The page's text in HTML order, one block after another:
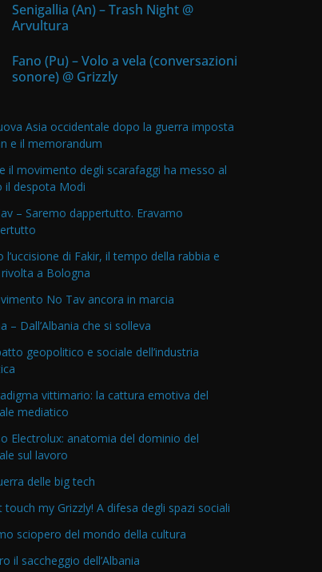
Senigallia (An) – Trash Night @
Arvultura
Fano (Pu) – Volo a vela (conversazioni
sonore) @ Grizzly
Asia occidentale dopo la guerra imposta
e il memorandum
il movimento degli scarafaggi ha messo al
il despota Modi
– Saremo dappertutto. Eravamo
l’uccisione di Fakir, il tempo della rabbia e
rivolta a Bologna
No Tav ancora in marcia
– Dall’Albania che si solleva
geopolitico e sociale dell’industria
vittimario: la cattura emotiva del
mediatico
Electrolux: anatomia del dominio del
sul lavoro
delle big tech
touch my Grizzly! A difesa degli spazi sociali
sciopero del mondo della cultura
il saccheggio dell’Albania